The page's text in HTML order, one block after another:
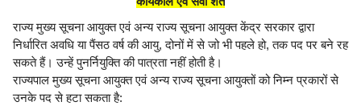
राज्य मुख्य सूचना आयुक्त एवं अन्य राज्य सूचना आयुक्त केंद्र सरकार द्वारा
निर्धारित अवधि या पैंसठ वर्ष की आयु, दोनों में से जो भी पहले हो, तक पद पर बने रह
सकते हैं। उन्हें पुनर्नियुक्ति की पात्रता नहीं होती है।
राज्यपाल मुख्य सूचना आयुक्त एवं अन्य राज्य सूचना आयुक्तों को निम्न प्रकारों से
उनके पद से हटा सकता है: